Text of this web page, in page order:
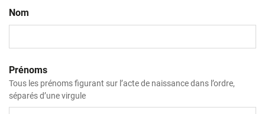
Nom
Prénoms
Tous les prénoms figurant sur l’acte de naissance dans l’ordre,
séparés d’une virgule